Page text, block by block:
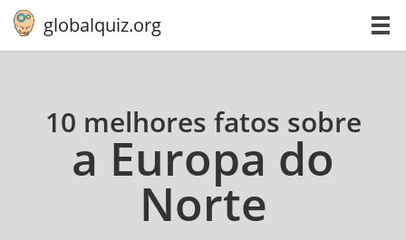
globalquiz.org
10 melhores fatos sobre
a Europa do
Norte